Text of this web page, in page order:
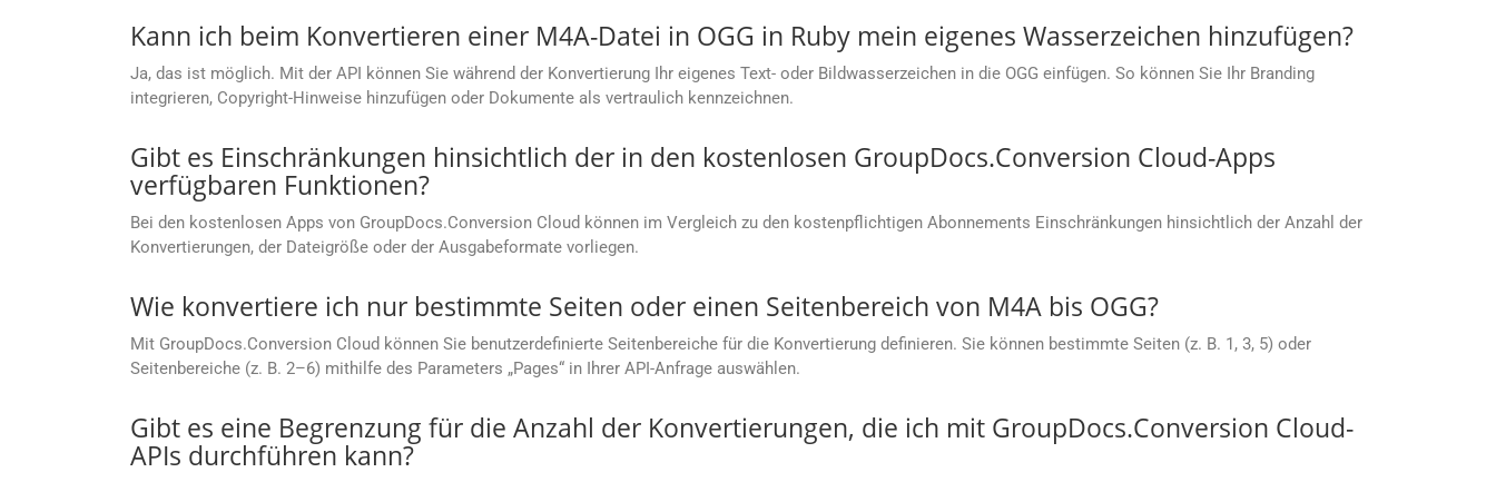
Kann ich beim Konvertieren einer M4A-Datei in OGG in Ruby mein eigenes Wasserzeichen hinzufügen?
Ja, das ist möglich. Mit der API können Sie während der Konvertierung Ihr eigenes Text- oder Bildwasserzeichen in die OGG einfügen. So können Sie Ihr Branding
integrieren, Copyright-Hinweise hinzufügen oder Dokumente als vertraulich kennzeichnen.
Gibt es Einschränkungen hinsichtlich der in den kostenlosen GroupDocs.Conversion Cloud-Apps
verfügbaren Funktionen?
Bei den kostenlosen Apps von GroupDocs.Conversion Cloud können im Vergleich zu den kostenpflichtigen Abonnements Einschränkungen hinsichtlich der Anzahl der
Konvertierungen, der Dateigröße oder der Ausgabeformate vorliegen.
Wie konvertiere ich nur bestimmte Seiten oder einen Seitenbereich von M4A bis OGG?
Mit GroupDocs.Conversion Cloud können Sie benutzerdefinierte Seitenbereiche für die Konvertierung definieren. Sie können bestimmte Seiten (z. B. 1, 3, 5) oder
Seitenbereiche (z. B. 2–6) mithilfe des Parameters „Pages“ in Ihrer API-Anfrage auswählen.
Gibt es eine Begrenzung für die Anzahl der Konvertierungen, die ich mit GroupDocs.Conversion Cloud-
APIs durchführen kann?